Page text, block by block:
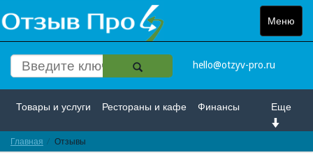
Меню
Toggle
hello@otzyv-pro.ru
Еще
Товары и услуги Рестораны и кафе Финансы
Красота и здоровье
Главная Отзывы